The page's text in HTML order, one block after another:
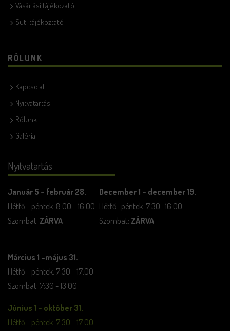
Vásárlási tájékozató
Süti tájékoztató
RÓLUNK
Kapcsolat
Nyitvatartás
Rólunk
Galéria
Nyitvatartás
Január 5 – február 28.
Hétfő - péntek: 8:00 - 16:00
Szombat: ZÁRVA
December 1 – december 19.
Hétfő- péntek: 7:30- 16:00
Szombat: ZÁRVA
Március 1 –május 31.
Hétfő - péntek: 7:30 - 17:00
Szombat: 7:30 - 13:00
Június 1 – október 31.
Hétfő - péntek: 7:30 - 17:00